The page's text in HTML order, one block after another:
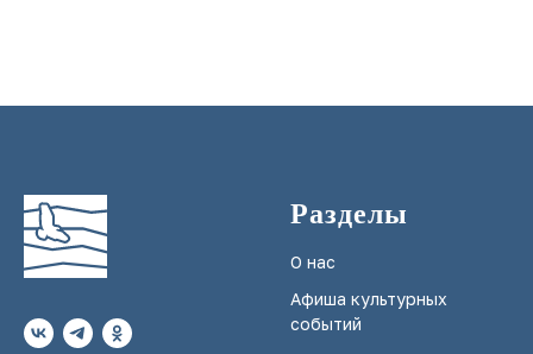
Разделы
О нас
Афиша культурных
событий